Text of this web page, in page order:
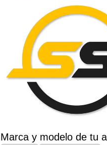
Marca y modelo de tu